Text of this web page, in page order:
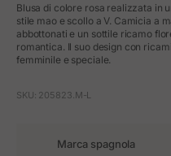
Blusa di colore rosa realizzata in
stile mao e scollo a V. Camicia a
abbottonati e un sottile ricamo
romantica. Il suo design con
femminile e speciale.
SKU: 205823.M-L
Marca spagnola